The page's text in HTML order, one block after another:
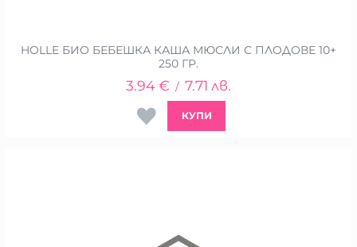
HOLLE БИО БЕБЕШКА КАША МЮСЛИ С ПЛОДОВЕ 10+
250 ГР.
3.94€ / 7.71 лв.
КУПИ